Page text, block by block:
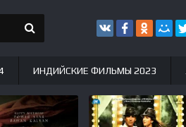
ИНДИЙСКИЕ ФИЛЬМЫ 2023